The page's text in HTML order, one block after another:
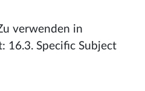
verwenden in
16.3. Specific Subject